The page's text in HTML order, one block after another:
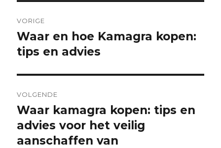
navigation
VORIGE
Previous
post:
Waar en hoe Kamagra kopen:
tips en advies
VOLGENDE
Next
post:
Waar kamagra kopen: tips en
advies voor het veilig
aanschaffen van